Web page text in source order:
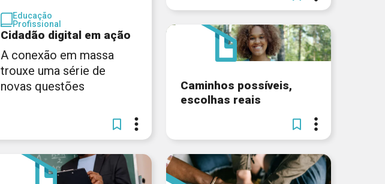
Educação
Profissional
Cidadão digital em ação
A conexão em massa
trouxe uma série de
novas questões
Caminhos possíveis,
escolhas reais